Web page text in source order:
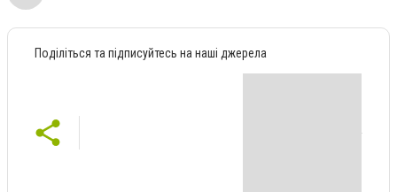
Поділіться та підписуйтесь на наші джерела